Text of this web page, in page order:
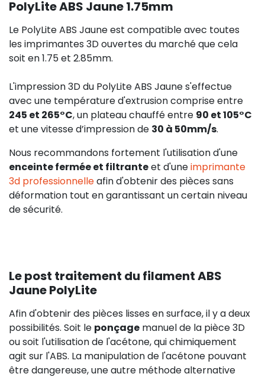
PolyLite ABS Jaune 1.75mm
Le PolyLite ABS Jaune est compatible avec toutes
les imprimantes 3D ouvertes du marché que cela
soit en 1.75 et 2.85mm.
L'impression 3D du PolyLite ABS Jaune s'effectue
avec une température d'extrusion comprise entre
245 et 265°C, un plateau chauffé entre 90 et 105°C
et une vitesse d’impression de 30 à 50mm/s.
Nous recommandons fortement l'utilisation d'une
enceinte fermée et filtranteet d'uneimprimante
3d professionnelleafin d'obtenir des pièces sans
déformation tout en garantissant un certain niveau
de sécurité.
Le post traitement du filament ABS
Jaune PolyLite
Afin d'obtenir des pièces lisses en surface, il y a deux
possibilités. Soit le ponçage manuel de la pièce 3D
ou soit l'utilisation de l'acétone, qui chimiquement
agit sur l'ABS. La manipulation de l'acétone pouvant
être dangereuse, une autre méthode alternative